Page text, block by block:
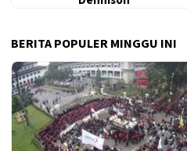
BERITA POPULER MINGGU INI